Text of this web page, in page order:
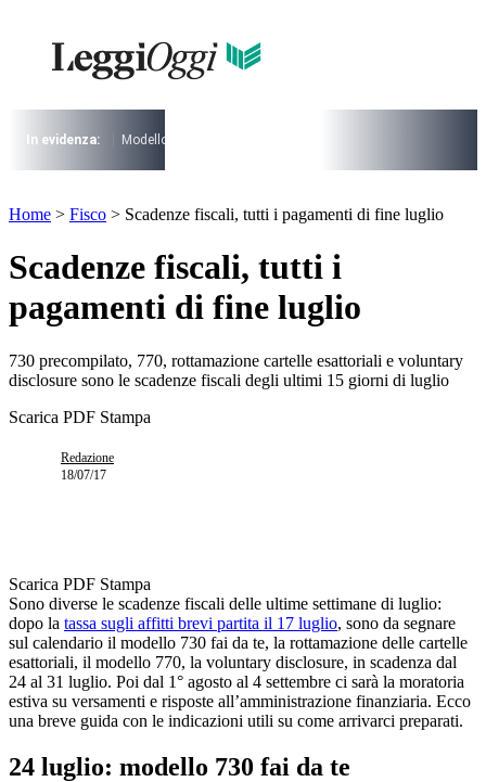
contenuto
I più cercati
Lorem ipsum dolor sit amet consectetur
In evidenza: Modello 730
I più cercati
Lorem ipsum dolor sit amet consectetur
Home > Fisco > Scadenze fiscali, tutti i pagamenti di fine luglio
Scadenze fiscali, tutti i
pagamenti di fine luglio
730 precompilato, 770, rottamazione cartelle esattoriali e voluntary
disclosure sono le scadenze fiscali degli ultimi 15 giorni di luglio
Scarica PDF Stampa
Redazione
18/07/17
Scarica PDF Stampa
Sono diverse le scadenze fiscali delle ultime settimane di luglio:
dopo la tassa sugli affitti brevi partita il 17 luglio, sono da segnare
sul calendario il modello 730 fai da te, la rottamazione delle cartelle
esattoriali, il modello 770, la voluntary disclosure, in scadenza dal
24 al 31 luglio. Poi dal 1° agosto al 4 settembre ci sarà la moratoria
estiva su versamenti e risposte all’amministrazione finanziaria. Ecco
una breve guida con le indicazioni utili su come arrivarci preparati.
24 luglio: modello 730 fai da te